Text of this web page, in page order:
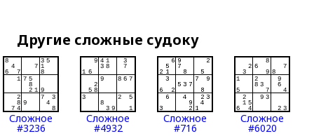
Другие сложные судоку
Сложное
#3236
Сложное
#4932
Сложное
#716
Сложное
#6020